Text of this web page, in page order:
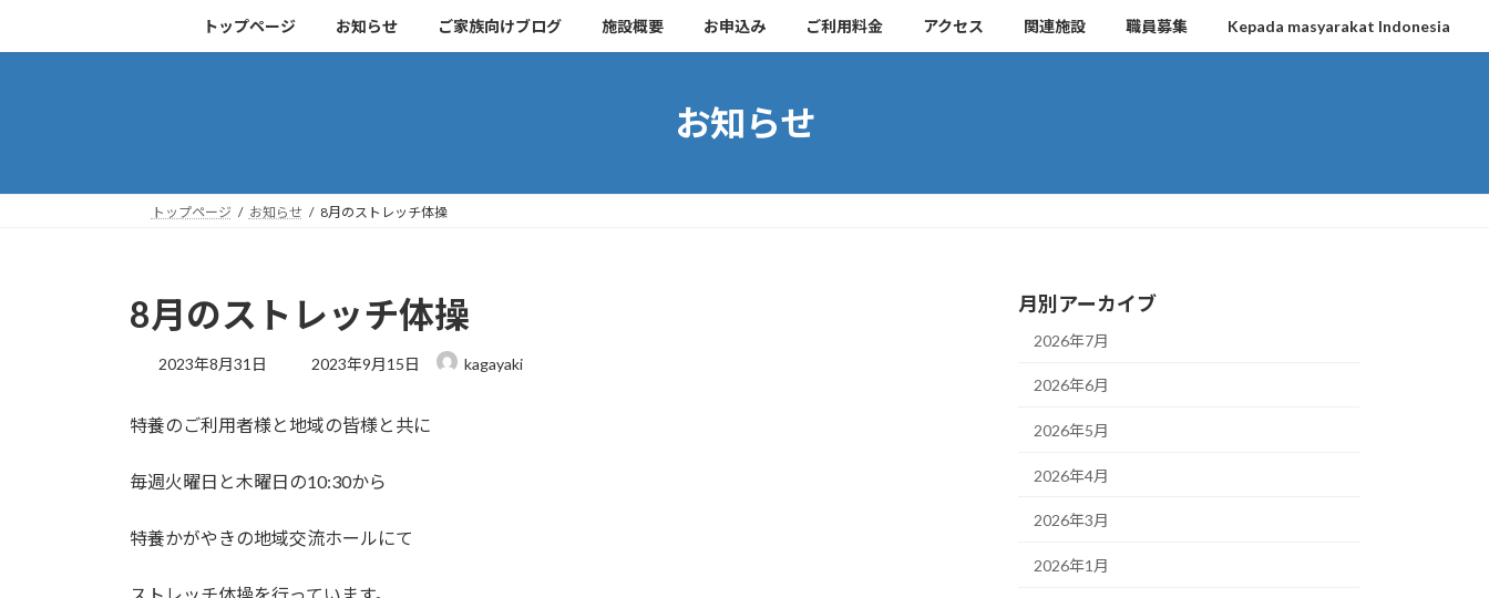
キ
に
トップページ お知らせ ご家族向けブログ 施設概要 お申込み ご利用料金 アクセス 関連施設 職員募集 Kepada masyarakat Indonesia
お知らせ
トップページ お知らせ 8月のストレッチ体操
8月のストレッチ体操
2023年8月31日
最
新
:
2023年9月15日 kagayaki
特養のご利用者様と地域の皆様と共に
毎週火曜日と木曜日の10:30から
特養かがやきの地域交流ホールにて
ストレッチ体操を行っています。
月別アーカイブ
2026年7月
2026年6月
2026年5月
2026年4月
2026年3月
2026年1月